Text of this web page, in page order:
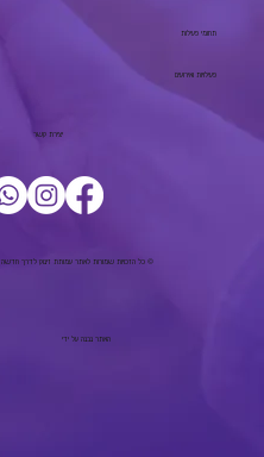
תחומי פעילות
פעילויות ואירועים
© כל הזכויות שמורות לאתר עמותת זינוק לדרך חדשה
האתר נבנה על ידי
יצירת קשר